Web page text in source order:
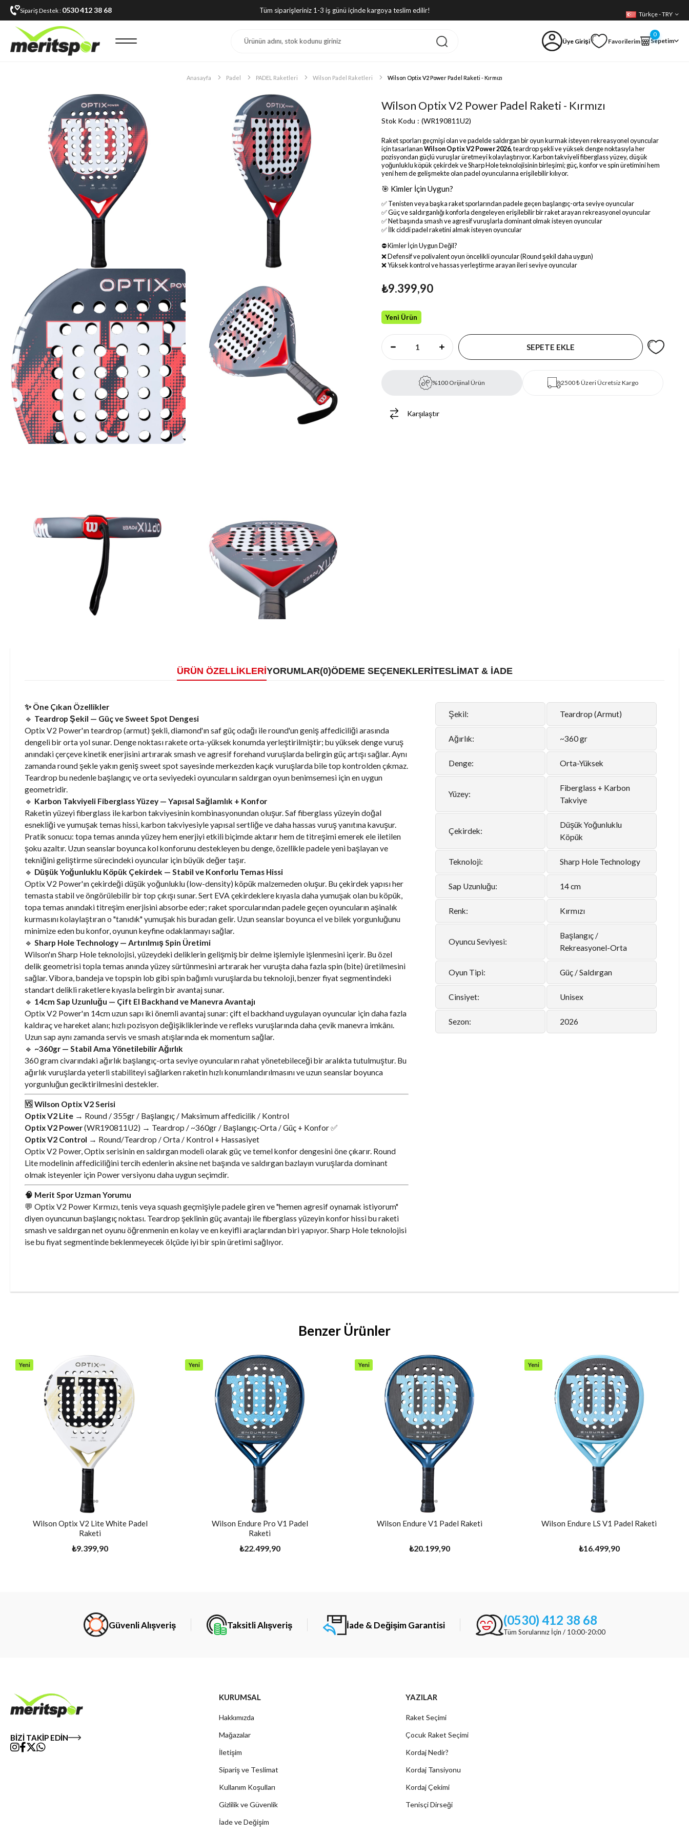
Sipariş Destek : 0530 412 38 68 Tüm siparişleriniz 1-3 iş günü içinde kargoya teslim edilir! Türkçe - TRY
Üye Girişi Favorilerim Sepetim
0
Anasayfa Padel PADEL Raketleri Wilson Padel Raketleri Wilson Optix V2 Power Padel Raketi - Kırmızı
Wilson Optix V2 Power Padel Raketi - Kırmızı
Stok Kodu (WR190811U2)
Raket sporları geçmişi olan ve padelde saldırgan bir oyun kurmak isteyen rekreasyonel oyuncular
için tasarlananWilson Optix V2 Power 2026, teardrop şekli ve yüksek denge noktasıyla her
pozisyondan güçlü vuruşlar üretmeyi kolaylaştırıyor. Karbon takviyeli fiberglass yüzey, düşük
yoğunluklu köpük çekirdek ve Sharp Hole teknolojisinin birleşimi; güç, konfor ve spin üretimini hem
yeni hem de gelişmekte olan padel oyuncularına erişilebilir kılıyor.
🎯 Kimler İçin Uygun?
✅ Tenisten veya başka raket sporlarından padele geçen başlangıç-orta seviye oyuncular
✅ Güç ve saldırganlığı konforla dengeleyen erişilebilir bir raket arayan rekreasyonel oyuncular
✅ Net başında smash ve agresif vuruşlarla dominant olmak isteyen oyuncular
✅ İlk ciddi padel raketini almak isteyen oyuncular
⛔ Kimler İçin Uygun Değil?
❌ Defensif ve polivalent oyun öncelikli oyuncular (Round şekil daha uygun)
❌ Yüksek kontrol ve hassas yerleştirme arayan ileri seviye oyuncular
₺9.399,90
Yeni Ürün
%100 Orijinal Ürün 2500 ₺ Üzeri Ücretsiz Kargo
Karşılaştır
ÜRÜN ÖZELLIKLERIYORUMLAR(0)ÖDEME SEÇENEKLERITESLİMAT & İADE
✨ Öne Çıkan Özellikler
🔹 Teardrop Şekil — Güç ve Sweet Spot Dengesi
Optix V2 Power'ın teardrop (armut) şekli, diamond'ın saf güç odağı ile round'un geniş affediciliği arasında
dengeli bir orta yol sunar. Denge noktası rakete orta-yüksek konumda yerleştirilmiştir; bu yüksek denge vuruş
anındaki çerçeve kinetik enerjisini artırarak smash ve agresif forehand vuruşlarda belirgin güç artışı sağlar. Aynı
zamanda round şekle yakın geniş sweet spot sayesinde merkezden kaçık vuruşlarda bile top kontrolden çıkmaz.
Teardrop bu nedenle başlangıç ve orta seviyedeki oyuncuların saldırgan oyun benimsemesi için en uygun
geometridir.
🔹 Karbon Takviyeli Fiberglass Yüzey — Yapısal Sağlamlık + Konfor
Raketin yüzeyi fiberglass ile karbon takviyesinin kombinasyonundan oluşur. Saf fiberglass yüzeyin doğal
esnekliği ve yumuşak temas hissi, karbon takviyesiyle yapısal sertliğe ve daha hassas vuruş yanıtına kavuşur.
Pratik sonucu: topa temas anında yüzey hem enerjiyi etkili biçimde aktarır hem de titreşimi emerek ele iletilen
şoku azaltır. Uzun seanslar boyunca kol konforunu destekleyen bu denge, özellikle padele yeni başlayan ve
tekniğini geliştirme sürecindeki oyuncular için büyük değer taşır.
🔹 Düşük Yoğunluklu Köpük Çekirdek — Stabil ve Konforlu Temas Hissi
Optix V2 Power'ın çekirdeği düşük yoğunluklu (low-density) köpük malzemeden oluşur. Bu çekirdek yapısı her
temasta stabil ve öngörülebilir bir top çıkışı sunar. Sert EVA çekirdeklere kıyasla daha yumuşak olan bu köpük,
topa temas anındaki titreşim enerjisini absorbe eder; raket sporcularından padele geçen oyuncuların aşinalık
kurmasını kolaylaştıran o "tanıdık" yumuşak his buradan gelir. Uzun seanslar boyunca el ve bilek yorgunluğunu
minimize eden bu konfor, oyunun keyfine odaklanmayı sağlar.
🔹 Sharp Hole Technology — Artırılmış Spin Üretimi
Wilson'ın Sharp Hole teknolojisi, yüzeydeki deliklerin gelişmiş bir delme işlemiyle işlenmesini içerir. Bu özel
delik geometrisi topla temas anında yüzey sürtünmesini artırarak her vuruşta daha fazla spin (bite) üretilmesini
sağlar. Vibora, bandeja ve topspin lob gibi spin bağımlı vuruşlarda bu teknoloji, benzer fiyat segmentindeki
standart delikli raketlere kıyasla belirgin bir avantaj sunar.
🔹 14cm Sap Uzunluğu — Çift El Backhand ve Manevra Avantajı
Optix V2 Power'ın 14cm uzun sapı iki önemli avantaj sunar: çift el backhand uygulayan oyuncular için daha fazla
kaldıraç ve hareket alanı; hızlı pozisyon değişikliklerinde ve refleks vuruşlarında daha çevik manevra imkânı.
Uzun sap aynı zamanda servis ve smash atışlarında ek momentum sağlar.
🔹 ~360gr — Stabil Ama Yönetilebilir Ağırlık
360 gram civarındaki ağırlık başlangıç-orta seviye oyuncuların rahat yönetebileceği bir aralıkta tutulmuştur. Bu
ağırlık vuruşlarda yeterli stabiliteyi sağlarken raketin hızlı konumlandırılmasını ve uzun seanslar boyunca
yorgunluğun geciktirilmesini destekler.
🆚 Wilson Optix V2 Serisi
Optix V2 Lite → Round / 355gr / Başlangıç / Maksimum affedicilik / Kontrol
Optix V2 Power(WR190811U2) → Teardrop / ~360gr / Başlangıç-Orta / Güç + Konfor ✅
Optix V2 Control → Round/Teardrop / Orta / Kontrol + Hassasiyet
Optix V2 Power, Optix serisinin en saldırgan modeli olarak güç ve temel konfor dengesini öne çıkarır. Round
Lite modelinin affediciliğini tercih edenlerin aksine net başında ve saldırgan bazlayın vuruşlarda dominant
olmak isteyenler için Power versiyonu daha uygun seçimdir.
🧠 Merit Spor Uzman Yorumu
💬 Optix V2 Power Kırmızı, tenis veya squash geçmişiyle padele giren ve "hemen agresif oynamak istiyorum"
diyen oyuncunun başlangıç noktası. Teardrop şeklinin güç avantajı ile fiberglass yüzeyin konfor hissi bu raketi
smash ve saldırgan net oyunu öğrenmenin en kolay ve en keyifli araçlarından biri yapıyor. Sharp Hole teknolojisi
ise bu fiyat segmentinde beklenmeyecek ölçüde iyi bir spin üretimi sağlıyor.
Şekil: Teardrop (Armut)
Ağırlık: ~360 gr
Denge: Orta-Yüksek
Yüzey:
Fiberglass + Karbon
Takviye
Çekirdek:
Düşük Yoğunluklu
Köpük
Teknoloji: Sharp Hole Technology
Sap Uzunluğu: 14 cm
Renk: Kırmızı
Oyuncu Seviyesi:
Başlangıç /
Rekreasyonel-Orta
Oyun Tipi: Güç / Saldırgan
Cinsiyet: Unisex
Sezon: 2026
Benzer Ürünler
Wilson Optix V2 Lite White Padel
Raketi
₺9.399,90
Yeni
Wilson Endure Pro V1 Padel
Raketi
₺22.499,90
Yeni
Wilson Endure V1 Padel Raketi
₺20.199,90
Yeni
Wilson Endure LS V1 Padel Raketi
₺16.499,90
Yeni
Güvenli Alışveriş Taksitli Alışveriş İade & Değişim Garantisi (0530) 412 38 68
Tüm Sorularınız İçin / 10:00-20:00
BİZİ TAKİP EDİN
KURUMSAL
Hakkımızda
Mağazalar
İletişim
Sipariş ve Teslimat
Kullanım Koşulları
Gizlilik ve Güvenlik
İade ve Değişim
YAZILAR
Raket Seçimi
Çocuk Raket Seçimi
Kordaj Nedir?
Kordaj Tansiyonu
Kordaj Çekimi
Tenisçi Dirseği